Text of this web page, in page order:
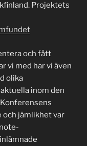
Projektets
och fått
vi med har vi även
olika
inom den
och jämlikhet var